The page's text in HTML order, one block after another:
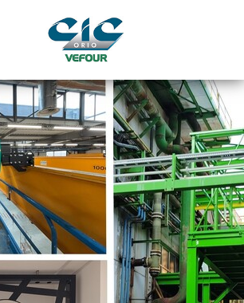
industriel de référence en
d'installations métalliques,
neufs, rénovation, revamping
pour l'industrie, la recherche, le
collectivités.